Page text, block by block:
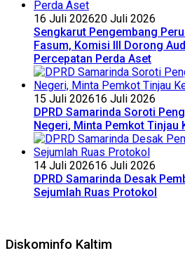
16 Juli 202620 Juli 2026
Sengkarut Pengembang
Fasum, Komisi III Dorong
Percepatan Perda Aset
15 Juli 202616 Juli 2026
DPRD Samarinda Soroti
Negeri, Minta Pemkot Tinjau
14 Juli 202616 Juli 2026
DPRD Samarinda Desak
Sejumlah Ruas Protokol
Diskominfo Kaltim